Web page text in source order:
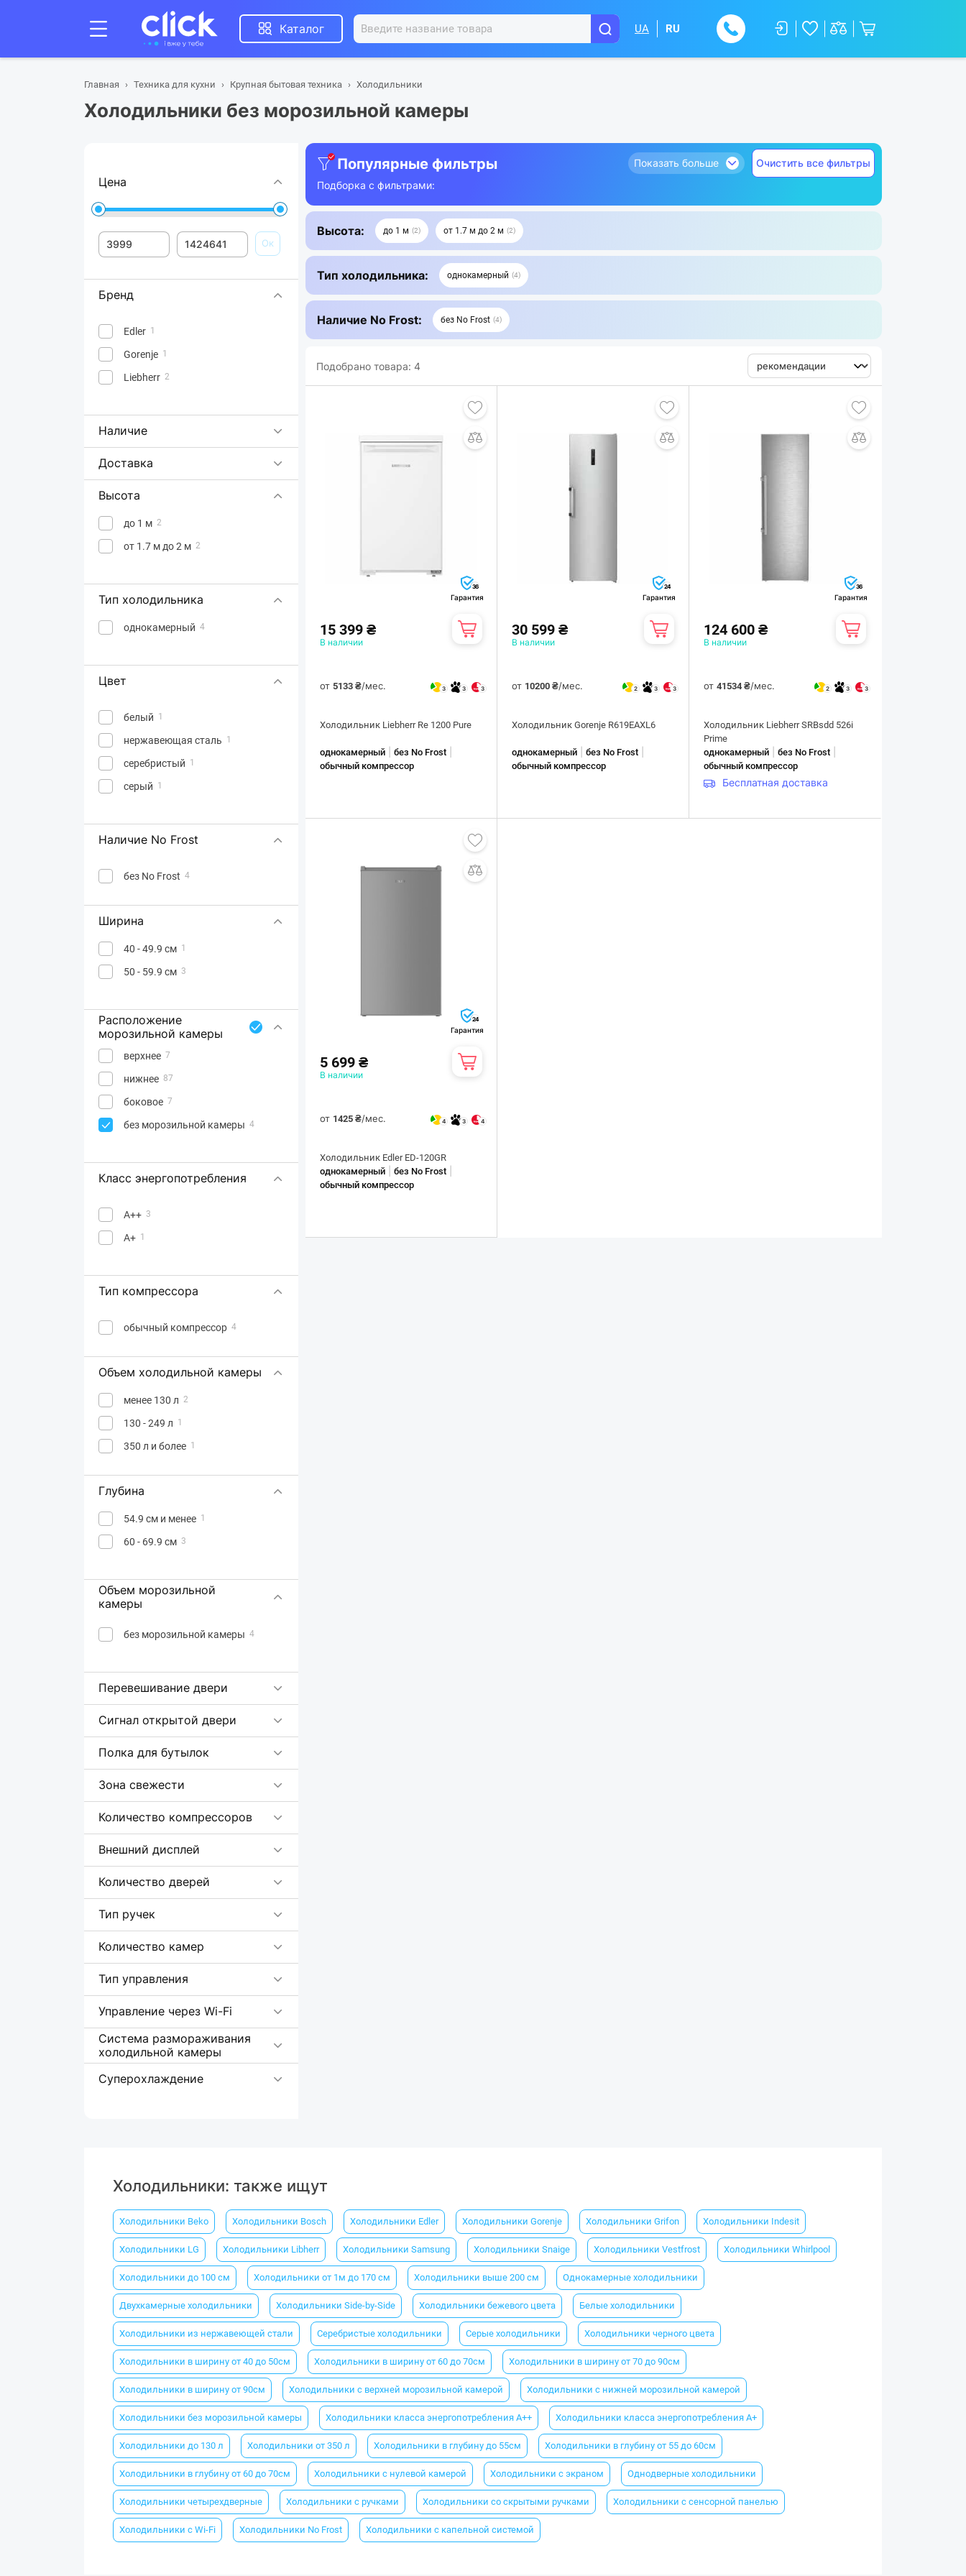
Каталог UA RU
Главная Техника для кухни Крупная бытовая техника Холодильники
Холодильники без морозильной камеры
Цена
Ок
Бренд
Edler 1
Gorenje 1
Liebherr 2
Наличие
Доставка
Высота
до 1 м 2
от 1.7 м до 2 м 2
Тип холодильника
однокамерный 4
Цвет
белый 1
нержавеющая сталь 1
серебристый 1
серый 1
Наличие No Frost
без No Frost 4
Ширина
40 - 49.9 см 1
50 - 59.9 см 3
Расположение
морозильной камеры
верхнее 7
нижнее 87
боковое 7
без морозильной камеры 4
Класс энергопотребления
A++ 3
A+ 1
Тип компрессора
обычный компрессор 4
Объем холодильной камеры
менее 130 л 2
130 - 249 л 1
350 л и более 1
Глубина
54.9 см и менее 1
60 - 69.9 см 3
Объем морозильной
камеры
без морозильной камеры 4
Перевешивание двери
Сигнал открытой двери
Полка для бутылок
Зона свежести
Количество компрессоров
Внешний дисплей
Количество дверей
Тип ручек
Количество камер
Тип управления
Управление через Wi-Fi
Система размораживания
холодильной камеры
Суперохлаждение
Популярные фильтры
Подборка с фильтрами:
Показать больше Очистить все фильтры
Высота: до 1 м 2 от 1.7 м до 2 м 2
Тип холодильника: однокамерный 4
Наличие No Frost: без No Frost 4
Подобрано товара: 4
36
Гарантия
15 399 ₴
В наличии
от 5133 ₴/мес. 3 3 3
Холодильник Liebherr Re 1200 Pure
однокамерный без No Frost
обычный компрессор
24
Гарантия
30 599 ₴
В наличии
от 10200 ₴/мес. 2 3 3
Холодильник Gorenje R619EAXL6
однокамерный |без No Frost
обычный компрессор
36
Гарантия
124 600 ₴
В наличии
от41534 ₴/мес. 2 3 3
Холодильник Liebherr SRBsdd 526i
Prime
однокамерный |без No Frost
обычный компрессор
Бесплатная доставка
24
Гарантия
5 699 ₴
В наличии
от 1425 ₴/мес. 4 3 4
Холодильник Edler ED-120GR
однокамерный
без No Frost
обычный компрессор
Холодильники: также ищут
Холодильники Beko Холодильники Вosch Холодильники Еdler Холодильники Gorenje Холодильники Grifon Холодильники Indesit
Холодильники LG Холодильники Libherr Холодильники Samsung Холодильники Snaige Холодильники Vestfrost Холодильники Whirlpool
Холодильники до 100 см Холодильники от 1м до 170 см Холодильники выше 200 см Однокамерные холодильники
Двухкамерные холодильники Холодильники Side-by-Side Холодильники бежевого цвета Белые холодильники
Холодильники из нержавеющей стали Серебристые холодильники Серые холодильники Холодильники черного цвета
Холодильники в ширину от 40 до 50см Холодильники в ширину от 60 до 70см Холодильники в ширину от 70 до 90см
Холодильники в ширину от 90см Холодильники с верхней морозильной камерой Холодильники с нижней морозильной камерой
Холодильники без морозильной камеры Холодильники класса энергопотребления A++ Холодильники класса энергопотребления A+
Холодильники до 130 л Холодильники от 350 л Холодильники в глубину до 55см Холодильники в глубину от 55 до 60см
Холодильники в глубину от 60 до 70см Холодильники с нулевой камерой Холодильники с экраном Однодверные холодильники
Холодильники четырехдверные Холодильники с ручками Холодильники со скрытыми ручками Холодильники с сенсорной панелью
Холодильники с Wi-Fi Холодильники No Frost Холодильники с капельной системой